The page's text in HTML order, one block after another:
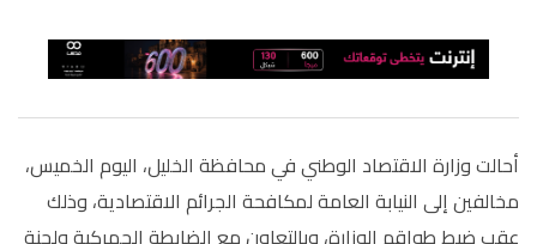
أحالت وزارة الاقتصاد الوطني في محافظة الخليل، اليوم الخميس،
مخالفين إلى النيابة العامة لمكافحة الجرائم الاقتصادية، وذلك
عقب ضبط طواقم الوزارة، وبالتعاون مع الضابطة الجمركية ولجنة